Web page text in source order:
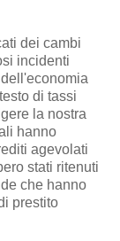
dei cambi
incidenti
di tassi
la nostra
hanno
agevolati
stati ritenuti
che hanno
prestito